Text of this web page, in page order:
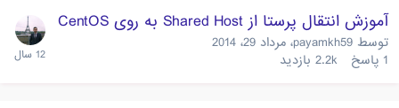
آموزش انتقال پرستا از Shared Host به روی CentOS
توسط payamkh59، مرداد 29، 2014
1 پاسخ 2.2k بازدید